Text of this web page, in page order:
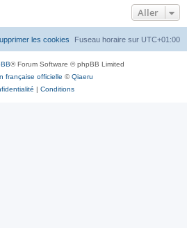
Aller
Fuseau horaire sur UTC+01:00
les cookies
® Forum Software © phpBB Limited
française officielle ©Qiaeru
| Conditions